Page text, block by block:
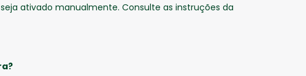
ativado manualmente. Consulte as instruções da